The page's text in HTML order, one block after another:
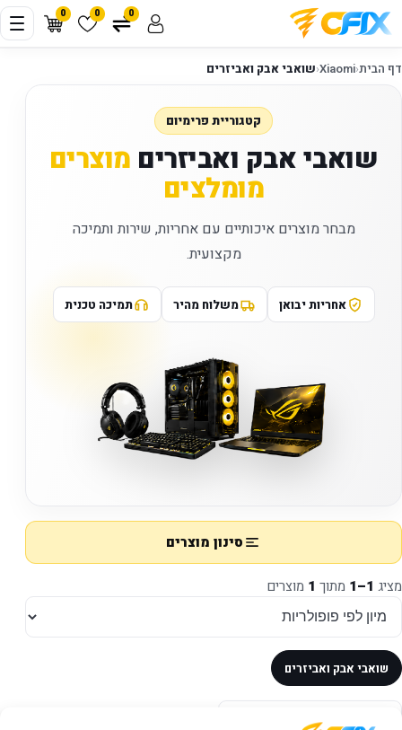
0 0 0
דף הבית‹
Xiaomi
‹שואבי אבק ואביזרים
קטגוריית פרימיום
שואבי אבק ואביזרים מוצרים
מומלצים
מבחר מוצרים איכותיים עם אחריות, שירות ותמיכה
מקצועית.
אחריות יבואן משלוח מהיר תמיכה טכנית
סינון מוצרים
מציג 1–1 מתוך 1 מוצרים
שואבי אבק ואביזרים